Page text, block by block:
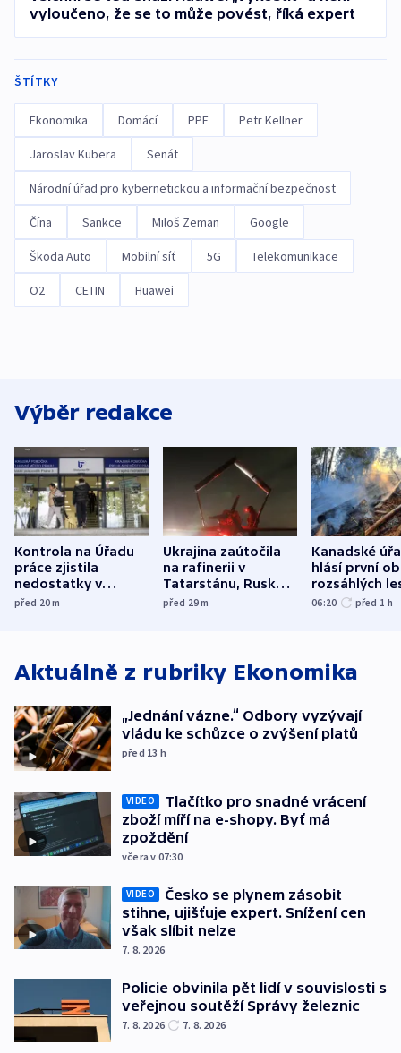
vyloučeno, že se to může povést, říká expert
ŠTÍTKY
Ekonomika Domácí PPF Petr Kellner
Jaroslav Kubera Senát
Národní úřad pro kybernetickou a informační bezpečnost
Čína Sankce Miloš Zeman Google
Škoda Auto Mobilní síť 5G Telekomunikace
O2 CETIN Huawei
Výběr redakce
Kontrola na Úřadu
práce zjistila
nedostatky v
účetnictví za 5,6
před 20m
Ukrajina zaútočila
na rafinerii v
Tatarstánu, Rusko
bombardovalo
před 29m
Kanadské
hlásí první
rozsáhlých
požárů
06:20 před 1 h
Aktuálně z rubriky Ekonomika
„Jednání vázne.“ Odbory vyzývají
vládu ke schůzce o zvýšení platů
před 13 h
VIDEO
Tlačítko pro snadné vrácení
zboží míří na e-shopy. Byť má
zpoždění
včera v 07:30
VIDEO
Česko se plynem zásobit
stihne, ujišťuje expert. Snížení cen
však slíbit nelze
7. 8. 2026
Policie obvinila pět lidí v souvislosti s
veřejnou soutěží Správy železnic
7. 8. 2026 7. 8. 2026